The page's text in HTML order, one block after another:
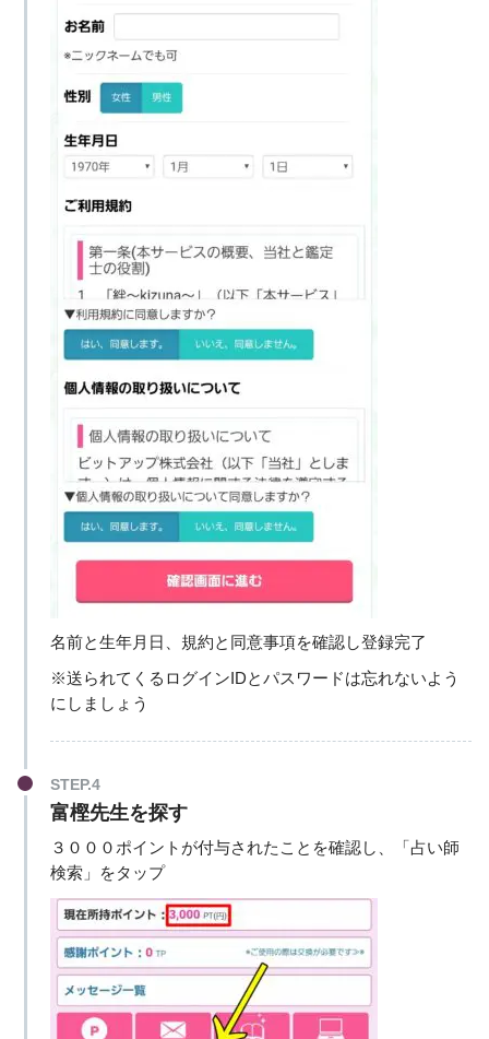
名前と生年月日、規約と同意事項を確認し登録完了
※送られてくるログインIDとパスワードは忘れないよう
にしましょう
STEP.4
富樫先生を探す
３０００ポイントが付与されたことを確認し、「占い師
検索」をタップ